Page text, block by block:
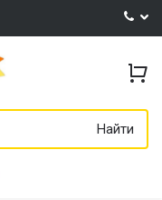
Найти